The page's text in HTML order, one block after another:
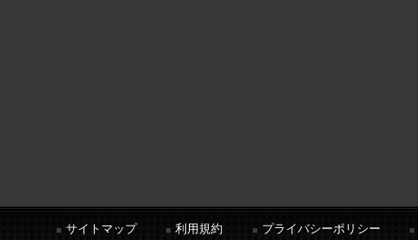
サイトマップ 利用規約 プライバシーポリシー